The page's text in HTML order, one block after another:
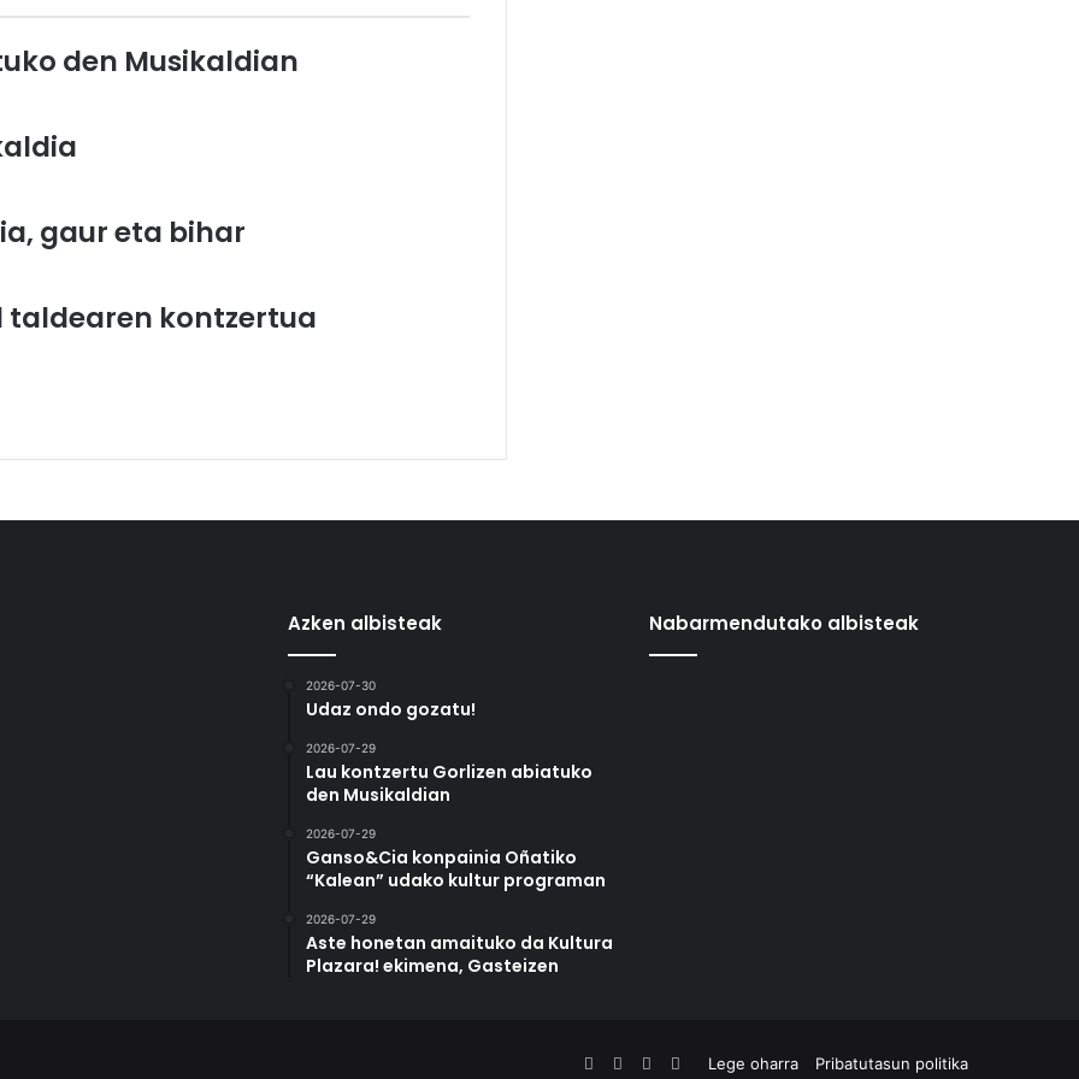
den Musikaldian
gaur eta bihar
taldearen kontzertua
Azken albisteak
2026-07-30
Udaz ondo gozatu!
2026-07-29
Lau kontzertu Gorlizen abiatuko
den Musikaldian
2026-07-29
Ganso&Cia konpainia Oñatiko
“Kalean” udako kultur programan
2026-07-29
Aste honetan amaituko da Kultura
Plazara! ekimena, Gasteizen
Nabarmendutako albisteak
Lege oharra Pribatutasun politika
FacebookYouTube